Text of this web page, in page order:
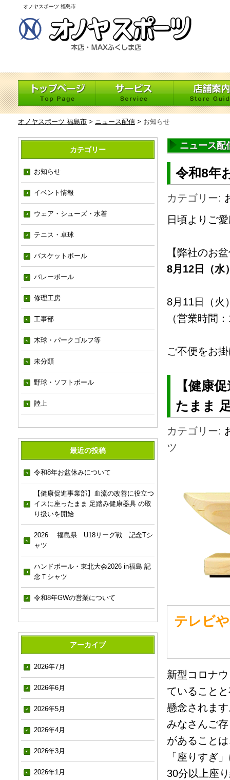
オノヤスポーツ 福島市
オノヤスポーツ 福島市 > ニュース配信 > お知らせ
カテゴリー
お知らせ
イベント情報
ウェア・シューズ・水着
テニス・卓球
バスケットボール
バレーボール
修理工房
工事部
木球・パークゴルフ等
未分類
野球・ソフトボール
陸上
最近の投稿
令和8年お盆休みについて
【健康促進事業部】血流の改善に役立つ
イスに座ったまま 足踏み健康器具 の取
り扱いを開始
2026 福島県 U18リーグ戦 記念Tシ
ャツ
ハンドボール・東北大会2026 in福島 記
念Ｔシャツ
令和8年GWの営業について
アーカイブ
2026年7月
2026年6月
2026年5月
2026年4月
2026年3月
2026年1月
ニュース配
令和8年
カテゴリー:
日頃よりご
【弊社のお
8月12日（水
8月11日（火
（営業時間
ご不便をお
【健康
たまま
カテゴリー:
ツ
テレビ
新型コロナ
ていること
懸念されま
みなさんご
があること
「座りすぎ
30分以上座